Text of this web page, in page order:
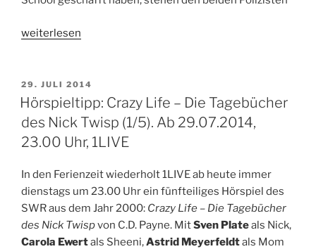
„22
–
Kinostart:
31.07.2014“
weiterlesen
VERÖFFENTLICHT
AM
29. JULI 2014
Hörspieltipp: Crazy Life – Die Tagebücher
des Nick Twisp (1/5). Ab 29.07.2014,
23.00 Uhr, 1LIVE
In den Ferienzeit wiederholt 1LIVE ab heute immer
dienstags um 23.00 Uhr ein fünfteiliges Hörspiel des
SWR aus dem Jahr 2000: Crazy Life – Die Tagebücher
des Nick Twispvon C.D. Payne. MitSven Plateals Nick,
Carola Ewertals Sheeni,Astrid Meyerfeldtals Mom